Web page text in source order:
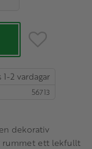
Lägg till i
56713
dekorativ
rummet ett lekfullt